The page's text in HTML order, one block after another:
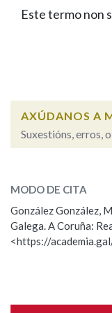
Facebook
TwitterYoutube
BUSCAR NOS
Remata por
BUSCAR NO
Nas definicións
Este termo non
AXÚDANOS A
Suxestións, erros,
Observación
Nome
MODO DE CITA
González González,
Galega. A Coruña:
<https://